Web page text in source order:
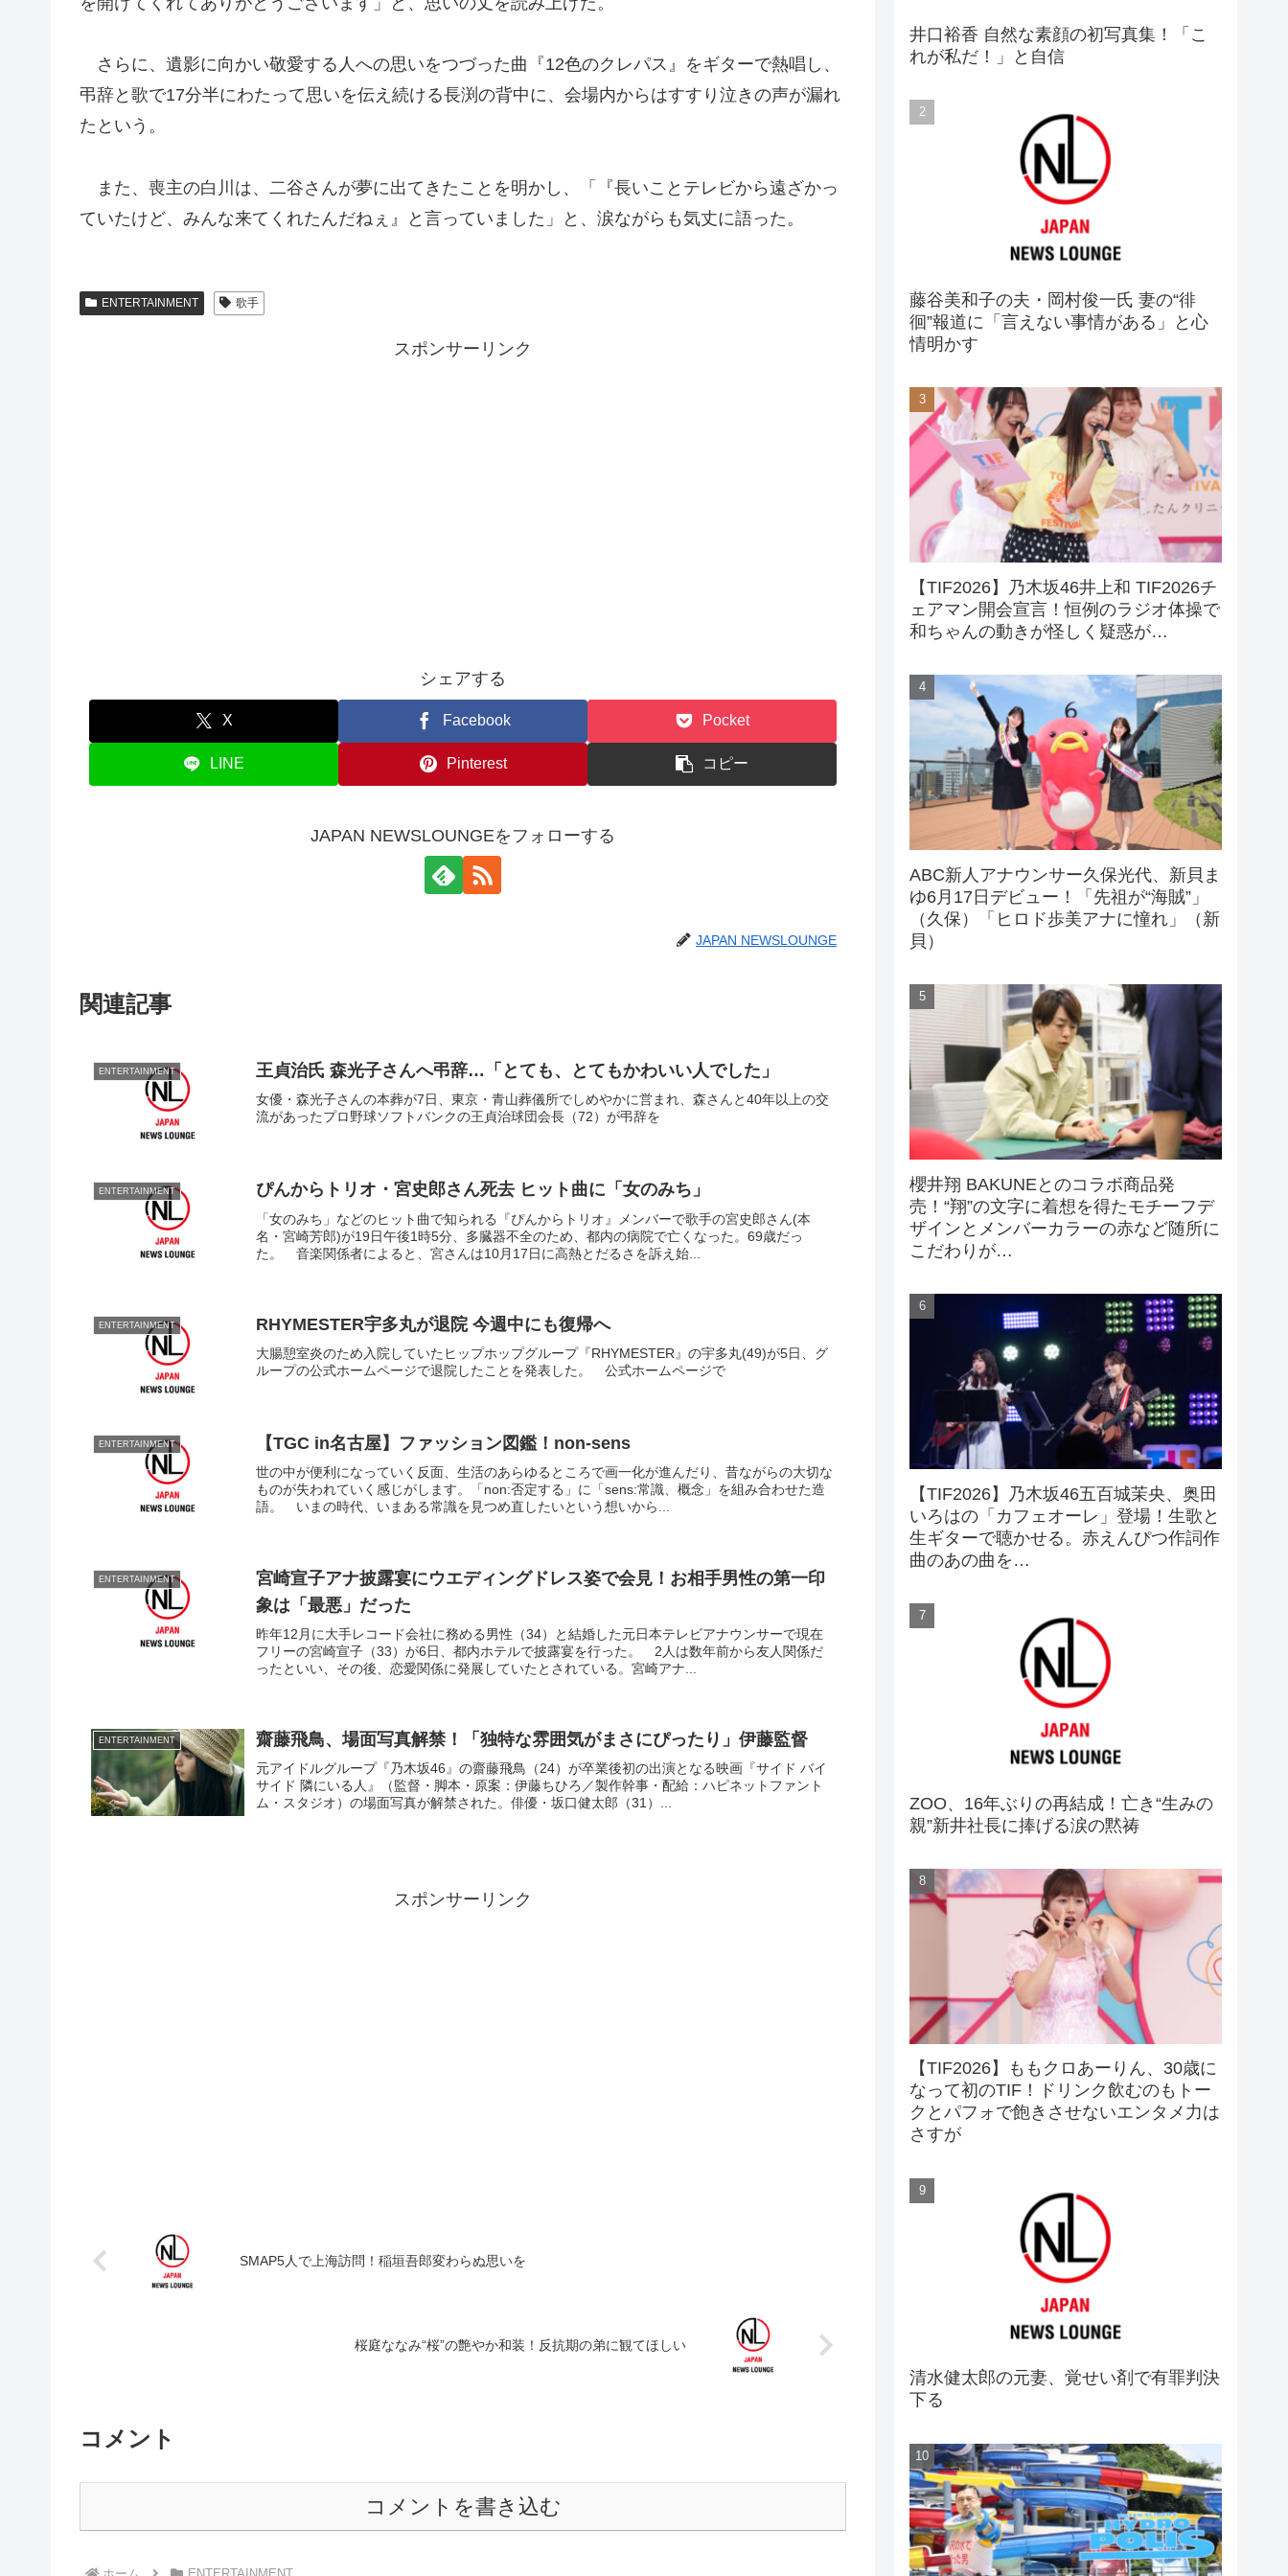
さらに、遺影に向かい敬愛する人への思いをつづった曲『12色のクレパス』をギターで熱唱し、
弔辞と歌で17分半にわたって思いを伝え続ける長渕の背中に、会場内からはすすり泣きの声が漏れ
たという。
また、喪主の白川は、二谷さんが夢に出てきたことを明かし、「『長いことテレビから遠ざかっ
ていたけど、みんな来てくれたんだねぇ』と言っていました」と、涙ながらも気丈に語った。
ENTERTAINMENT 歌手
スポンサーリンク
シェアする
X Facebook Pocket
LINE Pinterest コピー
JAPAN NEWSLOUNGEをフォローする
JAPAN NEWSLOUNGE
関連記事
ENTERTAINMENT 王貞治氏 森光子さんへ弔辞…「とても、とてもかわいい人でした」
女優・森光子さんの本葬が7日、東京・青山葬儀所でしめやかに営まれ、森さんと40年以上の交
流があったプロ野球ソフトバンクの王貞治球団会長（72）が弔辞を
ENTERTAINMENT ぴんからトリオ・宮史郎さん死去 ヒット曲に「女のみち」
「女のみち」などのヒット曲で知られる『ぴんからトリオ』メンバーで歌手の宮史郎さん(本
名・宮崎芳郎)が19日午後1時5分、多臓器不全のため、都内の病院で亡くなった。69歳だっ
た。 音楽関係者によると、宮さんは10月17日に高熱とだるさを訴え始...
ENTERTAINMENT RHYMESTER宇多丸が退院 今週中にも復帰へ
大腸憩室炎のため入院していたヒップホップグループ『RHYMESTER』の宇多丸(49)が5日、グ
ループの公式ホームページで退院したことを発表した。 公式ホームページで
ENTERTAINMENT 【TGC in名古屋】ファッション図鑑！non-sens
世の中が便利になっていく反面、生活のあらゆるところで画一化が進んだり、昔ながらの大切な
ものが失われていく感じがします。「non:否定する」に「sens:常識、概念」を組み合わせた造
語。 いまの時代、いまある常識を見つめ直したいという想いから...
ENTERTAINMENT
宮崎宣子アナ披露宴にウエディングドレス姿で会見！お相手男性の第一印
象は「最悪」だった
昨年12月に大手レコード会社に務める男性（34）と結婚した元日本テレビアナウンサーで現在
フリーの宮崎宣子（33）が6日、都内ホテルで披露宴を行った。 2人は数年前から友人関係だ
ったといい、その後、恋愛関係に発展していたとされている。宮崎アナ...
ENTERTAINMENT 齋藤飛鳥、場面写真解禁！「独特な雰囲気がまさにぴったり」伊藤監督
元アイドルグループ『乃木坂46』の齋藤飛鳥（24）が卒業後初の出演となる映画『サイド バイ
サイド 隣にいる人』（監督・脚本・原案：伊藤ちひろ／製作幹事・配給：ハピネットファント
ム・スタジオ）の場面写真が解禁された。俳優・坂口健太郎（31）...
スポンサーリンク
SMAP5人で上海訪問！稲垣吾郎変わらぬ思いを
桜庭ななみ“桜”の艶やか和装！反抗期の弟に観てほしい
コメント
コメントを書き込む
井口裕香 自然な素顔の初写真集！「こ
れが私だ！」と自信
藤谷美和子の夫・岡村俊一氏 妻の“徘
徊”報道に「言えない事情がある」と心
情明かす
【TIF2026】乃木坂46井上和 TIF2026チ
ェアマン開会宣言！恒例のラジオ体操で
和ちゃんの動きが怪しく疑惑が…
ABC新人アナウンサー久保光代、新貝ま
ゆ6月17日デビュー！「先祖が“海賊”」
（久保）「ヒロド歩美アナに憧れ」（新
貝）
櫻井翔 BAKUNEとのコラボ商品発
売！“翔”の文字に着想を得たモチーフデ
ザインとメンバーカラーの赤など随所に
こだわりが…
【TIF2026】乃木坂46五百城茉央、奥田
いろはの「カフェオーレ」登場！生歌と
生ギターで聴かせる。赤えんぴつ作詞作
曲のあの曲を…
ZOO、16年ぶりの再結成！亡き“生みの
親”新井社長に捧げる涙の黙祷
【TIF2026】ももクロあーりん、30歳に
なって初のTIF！ドリンク飲むのもトー
クとパフォで飽きさせないエンタメ力は
さすが
清水健太郎の元妻、覚せい剤で有罪判決
下る